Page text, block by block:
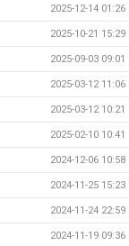
2025-12-14 01:26
2025-10-21 15:29
2025-09-03 09:01
2025-03-12 11:06
2025-03-12 10:21
2025-02-10 10:41
2024-12-06 10:58
2024-11-25 15:23
2024-11-24 22:59
2024-11-19 09:36